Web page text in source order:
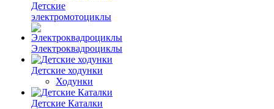
Детские
электромотоциклы
Электроквадроциклы
Детские ходунки
Ходунки
Детские Каталки